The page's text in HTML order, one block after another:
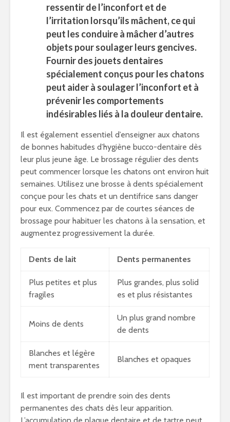
ressentir de l’inconfort et de
l’irritation lorsqu’ils mâchent, ce qui
peut les conduire à mâcher d’autres
objets pour soulager leurs gencives.
Fournir des jouets dentaires
spécialement conçus pour les chatons
peut aider à soulager l’inconfort et à
prévenir les comportements
indésirables liés à la douleur dentaire.
Il est également essentiel d’enseigner aux chatons
de bonnes habitudes d’hygiène bucco-dentaire dès
leur plus jeune âge. Le brossage régulier des dents
peut commencer lorsque les chatons ont environ huit
semaines. Utilisez une brosse à dents spécialement
conçue pour les chats et un dentifrice sans danger
pour eux. Commencez par de courtes séances de
brossage pour habituer les chatons à la sensation, et
augmentez progressivement la durée.
Dents de lait Dents permanentes
Plus petites et plus
fragiles
Plus grandes, plus solid
es et plus résistantes
Moins de dents
Un plus grand nombre
de dents
Blanches et légère
ment transparentes
Blanches et opaques
Il est important de prendre soin des dents
permanentes des chats dès leur apparition.